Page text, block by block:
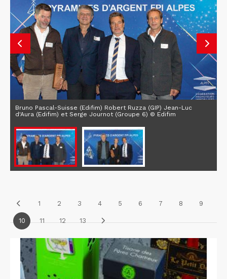
Bruno Pascal-Suisse (Edifim) Robert Ruzza (GIP) Jean-Luc
d'Aura (Edifim) et Serge Journot (Groupe 6) © Edifim
1 2 3 4 5 6 7 8 9
10 11 12 13